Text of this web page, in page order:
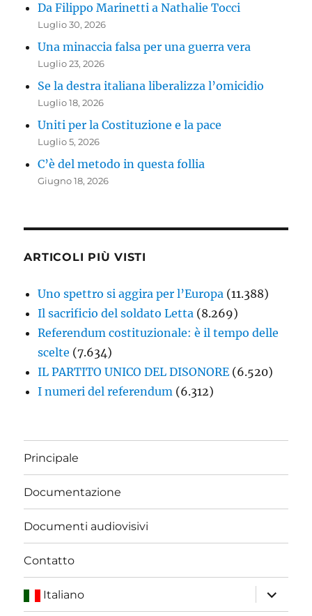
Da Filippo Marinetti a Nathalie Tocci
Luglio 30, 2026
Una minaccia falsa per una guerra vera
Luglio 23, 2026
Se la destra italiana liberalizza l’omicidio
Luglio 18, 2026
Uniti per la Costituzione e la pace
Luglio 5, 2026
C’è del metodo in questa follia
Giugno 18, 2026
ARTICOLI PIÙ VISTI
Uno spettro si aggira per l’Europa (11.388)
Il sacrificio del soldato Letta (8.269)
Referendum costituzionale: è il tempo delle
scelte (7.634)
IL PARTITO UNICO DEL DISONORE (6.520)
I numeri del referendum (6.312)
Principale
Documentazione
Documenti audiovisivi
Contatto
Italiano
apri
i
menu